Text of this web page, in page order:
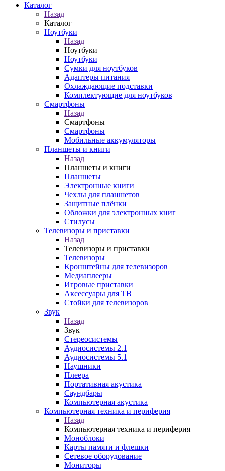
Каталог
Назад
Каталог
Ноутбуки
Назад
Ноутбуки
Ноутбуки
Сумки для ноутбуков
Адаптеры питания
Охлаждающие подставки
Комплектующие для ноутбуков
Смартфоны
Назад
Смартфоны
Смартфоны
Мобильные аккумуляторы
Планшеты и книги
Назад
Планшеты и книги
Планшеты
Электронные книги
Чехлы для планшетов
Защитные плёнки
Обложки для электронных книг
Стилусы
Телевизоры и приставки
Назад
Телевизоры и приставки
Телевизоры
Кронштейны для телевизоров
Медиаплееры
Игровые приставки
Аксессуары для ТВ
Стойки для телевизоров
Звук
Назад
Звук
Стереосистемы
Аудиосистемы 2.1
Аудиосистемы 5.1
Наушники
Плеера
Портативная акустика
Саундбары
Компьютерная акустика
Компьютерная техника и периферия
Назад
Компьютерная техника и периферия
Моноблоки
Карты памяти и флешки
Сетевое оборудование
Мониторы